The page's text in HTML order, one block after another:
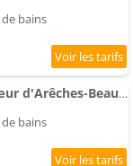
bains
Appartement rénové au cœur d'Arêches-Beaufort, proche pistes, balcon plein sud, piscine, pour 4 per
bains